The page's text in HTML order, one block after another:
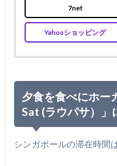
7net
Yahooショッピング
夕食を食べにホー
Sat (ラウパサ）」
シンガポールの滞在時間